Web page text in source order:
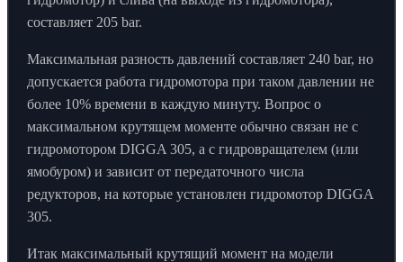
составляет 205 bar.
Максимальная разность давлений составляет 240 bar, но
допускается работа гидромотора при таком давлении не
более 10% времени в каждую минуту. Вопрос о
максимальном крутящем моменте обычно связан не с
гидромотором DIGGA 305, а с гидровращателем (или
ямобуром) и зависит от передаточного числа
редукторов, на которые установлен гидромотор DIGGA
305.
Итак максимальный крутящий момент на модели